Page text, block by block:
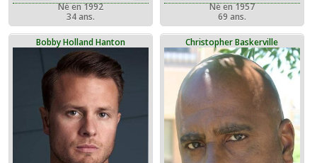
Né en 1992
34 ans.
Né en 1957
69 ans.
Bobby Holland Hanton Christopher Baskerville